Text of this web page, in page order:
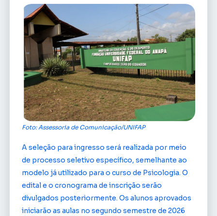
Foto: Assessoria de Comunicação/UNIFAP
A seleção para ingresso será realizada por meio
de processo seletivo específico, semelhante ao
modelo já utilizado para o curso de Psicologia. O
edital e o cronograma de inscrição serão
divulgados posteriormente. Os alunos aprovados
iniciarão as aulas no segundo semestre de 2026